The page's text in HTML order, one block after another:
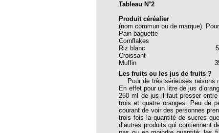
Tableau N°2
Produit céréalier
(nom commun ou de marque)
Pain
Riz blanc
Muffin
Les fruits ou les jus de fruits ?
Pour de très sérieuses raisons
En effet pour un litre de jus
250 ml de jus il faut presser
trois et quatre oranges. Peu de
courant de voir des personnes
trois fois la quantité de sucres
d’autres produits qui contiennent